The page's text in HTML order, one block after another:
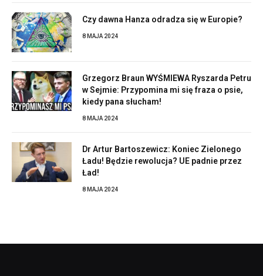
Czy dawna Hanza odradza się w Europie?
8 MAJA 2024
Grzegorz Braun WYŚMIEWA Ryszarda Petru
w Sejmie: Przypomina mi się fraza o psie,
kiedy pana słucham!
8 MAJA 2024
Dr Artur Bartoszewicz: Koniec Zielonego
Ładu! Będzie rewolucja? UE padnie przez
Ład!
8 MAJA 2024